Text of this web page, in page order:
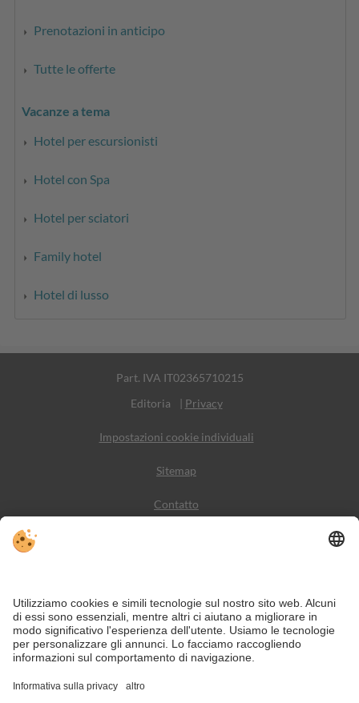
Prenotazioni in anticipo
Tutte le offerte
Vacanze a tema
Hotel per escursionisti
Hotel con Spa
Hotel per sciatori
Family hotel
Hotel di lusso
Part. IVA IT02365710215
Editoria
| Privacy
Impostazioni cookie individuali
Sitemap
Contatto
VIVODolomiti è il portale di viaggio per una vacanza in
montagna indimenticabile – con alloggi e offerte nelle
Dolomiti, Patrimonio Naturale dell’Umanità UNESCO.